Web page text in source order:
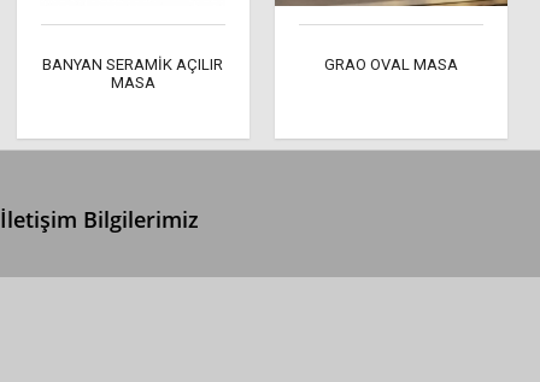
BANYAN SERAMİK AÇILIR
MASA
GRAO OVAL MASA
İletişim Bilgilerimiz